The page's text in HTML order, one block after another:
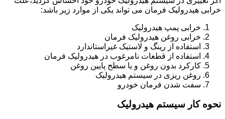
خرابی هیدرولیک فرمان می تواند یکی از موارد زیر باشد:
خرابی پمپ هیدرولیک
خرابی روغن هیدرولیک فرمان
استفاده از رینگ و لاستیک غیراستاندارد
استفاده از قطعات نامرغوب در هیدرولیک فرمان
کارکرد بدون روغن و یا سطح پایین روغن
روغن ریزی در سیستم هیدرولیک
سفت شدن فرمان خودرو
نحوه کار سیستم هیدرولیک